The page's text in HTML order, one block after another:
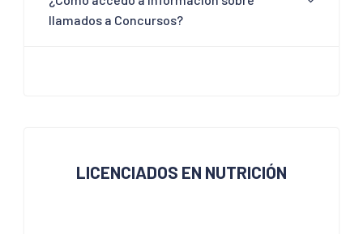
llamados a Concursos?
LICENCIADOS EN NUTRICIÓN